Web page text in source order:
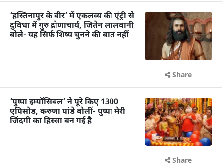
‘हस्तिनापुर के वीर’ में एकलव्य की एंट्री से
दुविधा में गुरु द्रोणाचार्य, जितेन लालवानी
बोले- यह सिर्फ शिष्य चुनने की बात नहीं
Share
‘पुष्पा इम्पॉसिबल’ ने पूरे किए 1300
एपिसोड, करुणा पांडे बोलीं- पुष्पा मेरी
जिंदगी का हिस्सा बन गई है
Share